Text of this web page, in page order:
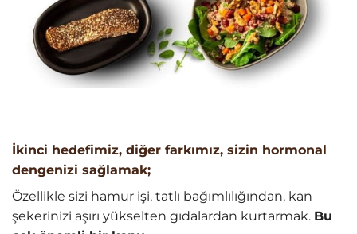
İkinci hedefimiz, diğer farkımız, sizin hormonal
dengenizi sağlamak;
Özellikle sizi hamur işi, tatlı bağımlılığından, kan
şekerinizi aşırı yükselten gıdalardan kurtarmak. Bu